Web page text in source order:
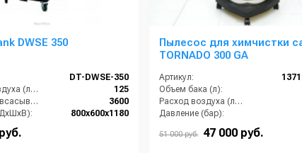
DWSE 350
DT-DWSE-350
Расход воздуха (л/сек):
125
Мощность всасывающих турбин (Вт):
3600
800х600х1180
Пылесос для химчистки
TORNADO 300 GA
Артикул:
Объем бака (л):
Расход воздуха (л/сек):
Давление (бар):
51 000 руб. 47 000 руб.